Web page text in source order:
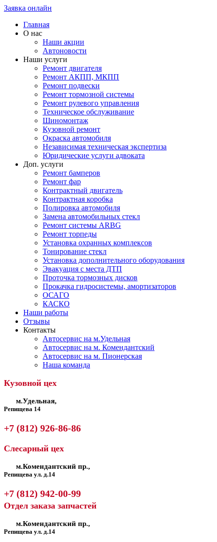
Заявка онлайн
Главная
О нас
Наши акции
Автоновости
Наши услуги
Ремонт двигателя
Ремонт АКПП, МКПП
Ремонт подвески
Ремонт тормозной системы
Ремонт рулевого управления
Техническое обслуживание
Шиномонтаж
Кузовной ремонт
Окраска автомобиля
Независимая техническая экспертиза
Юридические услуги адвоката
Доп. услуги
Ремонт бамперов
Ремонт фар
Контрактный двигатель
Контрактная коробка
Полировка автомобиля
Замена автомобильных стекл
Ремонт системы ARBG
Ремонт торпеды
Установка охранных комплексов
Тонирование стекл
Установка дополнительного оборудования
Эвакуация с места ДТП
Проточка тормозных дисков
Прокачка гидросистемы, амортизаторов
ОСАГО
КАСКО
Наши работы
Отзывы
Контакты
Автосервис на м.Удельная
Автосервис на м. Комендантский
Автосервис на м. Пионерская
Наша команда
Кузовной цех
м.Удельная,
Репищева 14
+7 (812) 926-86-86
Слесарный цех
м.Комендантский пр.,
Репищева ул. д.14
+7 (812) 942-00-99
Отдел заказа запчастей
м.Комендантский пр.,
Репищева ул. д.14